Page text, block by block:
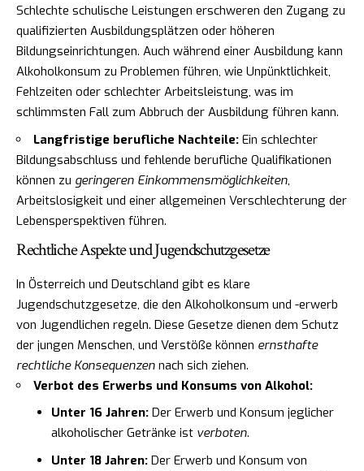
Schlechte schulische Leistungen erschweren den Zugang zu
qualifizierten Ausbildungsplätzen oder höheren
Bildungseinrichtungen. Auch während einer Ausbildung kann
Alkoholkonsum zu Problemen führen, wie Unpünktlichkeit,
Fehlzeiten oder schlechter Arbeitsleistung, was im
schlimmsten Fall zum Abbruch der Ausbildung führen kann.
Langfristige berufliche Nachteile: Ein schlechter
Bildungsabschluss und fehlende berufliche Qualifikationen
können zu geringeren Einkommensmöglichkeiten,
Arbeitslosigkeit und einer allgemeinen Verschlechterung der
Lebensperspektiven führen.
Rechtliche Aspekte und Jugendschutzgesetze
In Österreich und Deutschland gibt es klare
Jugendschutzgesetze, die den Alkoholkonsum und -erwerb
von Jugendlichen regeln. Diese Gesetze dienen dem Schutz
der jungen Menschen, und Verstöße können ernsthafte
rechtliche Konsequenzen nach sich ziehen.
Verbot des Erwerbs und Konsums von Alkohol:
Unter 16 Jahren:Der Erwerb und Konsum jeglicher
alkoholischer Getränke ist verboten.
Unter 18 Jahren:Der Erwerb und Konsum von